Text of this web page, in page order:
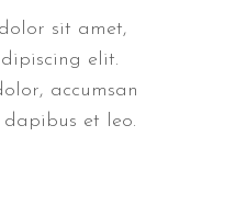
sit amet,
elit.
accumsan
et leo.